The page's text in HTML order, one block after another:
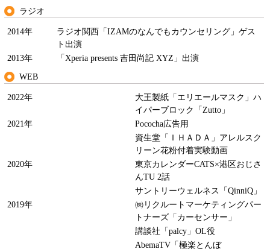
ラジオ
2014年
ラジオ関西「IZAMのなんでもカウンセリング」ゲス
ト出演
2013年
「Xperia presents 吉田尚記 XYZ」出演
WEB
2022年
大王製紙「エリエールマスク」ハ
イパーブロック「Zutto」
2021年
Pococha広告用
資生堂「ＩＨＡＤＡ」アレルスク
リーン花粉付着実験動画
2020年
東京カレンダーCATS×港区おじさ
んTU 2話
サントリーウェルネス「QinniQ」
2019年
㈱リクルートマーケティングパー
トナーズ「カーセンサー」
講談社「palcy」OL役
AbemaTV「極楽とんぼ